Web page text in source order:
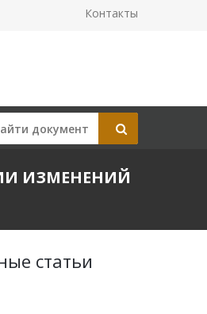
Контакты
ИЗМЕНЕНИЙ
статьи